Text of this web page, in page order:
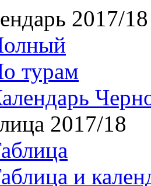
2017/18
турам
2017/18
и